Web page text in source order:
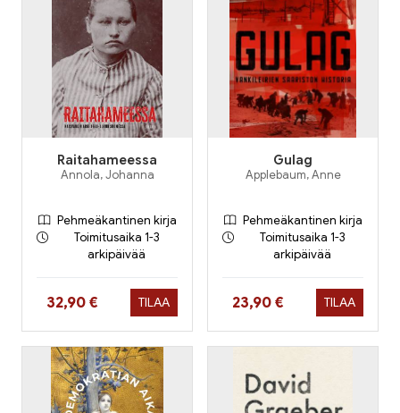
Raitahameessa
Annola, Johanna
Pehmeäkantinen kirja
Toimitusaika 1-3
arkipäivää
Hinta nyt
32,90 € TILAA
Gulag
Applebaum, Anne
Pehmeäkantinen kirja
Toimitusaika 1-3
arkipäivää
Hinta nyt
23,90 € TILAA